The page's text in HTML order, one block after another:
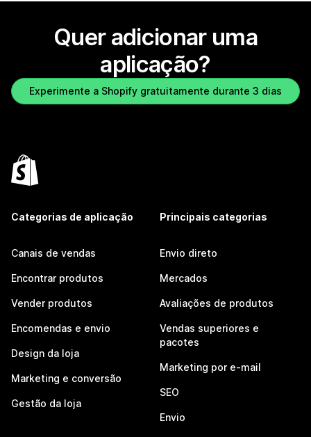
Quer adicionar uma
aplicação?
Experimente a Shopify gratuitamente durante 3 dias
Categorias de aplicação
Canais de vendas
Encontrar produtos
Vender produtos
Encomendas e envio
Design da loja
Marketing e conversão
Gestão da loja
Principais categorias
Envio direto
Mercados
Avaliações de produtos
Vendas superiores e
pacotes
Marketing por e-mail
SEO
Envio